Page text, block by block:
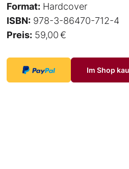
Format: Hardcover
ISBN: 978-3-86470-712-4
Preis: 59,00 €
Im Shop